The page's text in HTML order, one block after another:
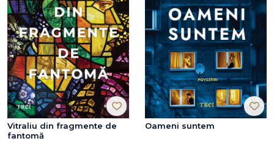
Vitraliu din fragmente de
fantomă
Oameni suntem